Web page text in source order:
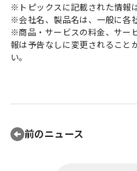
※トピックスに記載された情報
※会社名、製品名は、一般に各
※商品・サービスの料金、サー
報は予告なしに変更されること
い。
前のニュース